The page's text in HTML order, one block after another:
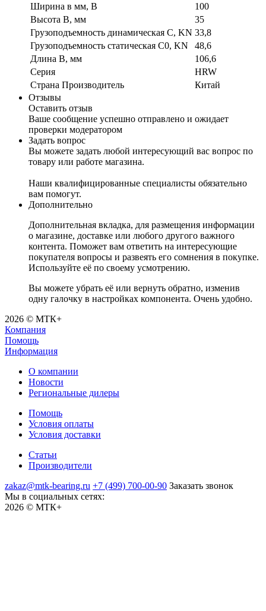
Ширина в мм, B
100
Высота B, мм
35
Грузоподъемность динамическая C, KN 33,8
Грузоподъемность статическая C0, KN
48,6
Длина B, мм
106,6
Серия
HRW
Страна Производитель
Китай
Отзывы
Оставить отзыв
Ваше сообщение успешно отправлено и ожидает
проверки модератором
Задать вопрос
Вы можете задать любой интересующий вас вопрос по
товару или работе магазина.
Наши квалифицированные специалисты обязательно
вам помогут.
Дополнительно
Дополнительная вкладка, для размещения информации
о магазине, доставке или любого другого важного
контента. Поможет вам ответить на интересующие
покупателя вопросы и развеять его сомнения в покупке.
Используйте её по своему усмотрению.
Вы можете убрать её или вернуть обратно, изменив
одну галочку в настройках компонента. Очень удобно.
2026 © МТК+
Компания
Помощь
Информация
О компании
Новости
Региональные дилеры
Помощь
Условия оплаты
Условия доставки
Статьи
Производители
zakaz@mtk-bearing.ru +7 (499) 700-00-90 Заказать звонок
Мы в социальных сетях:
2026 © МТК+